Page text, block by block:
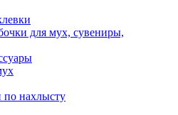
для мух, сувениры,
нахлысту